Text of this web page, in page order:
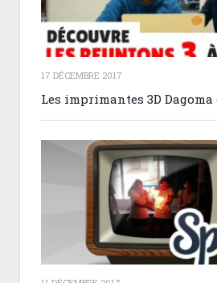
17 DÉCEMBRE 2017
Les imprimantes 3D